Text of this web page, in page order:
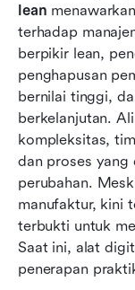
lean
terhadap
berpikir lean,
penghapusan
bernilai tinggi,
berkelanjutan.
kompleksitas,
dan proses
perubahan.
manufaktur, kini
terbukti untuk
Saat ini, alat
penerapan
Kesimpulan
FAQ
Bacaan terkait